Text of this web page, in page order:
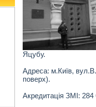
Яцубу.
Адреса: м.Київ,
поверх).
Акредитація ЗМІ: